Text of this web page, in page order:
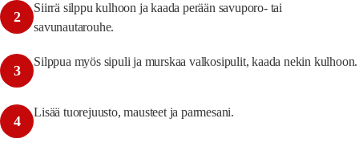
2
Siirrä silppu kulhoon ja kaada perään savuporo- tai
savunautarouhe.
3
Silppua myös sipuli ja murskaa valkosipulit, kaada nekin kulhoon.
4
Lisää tuorejuusto, mausteet ja parmesani.